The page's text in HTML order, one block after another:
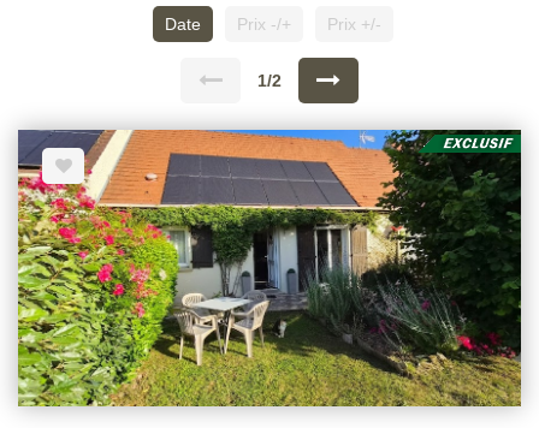
Date
Prix -/+ Prix +/-
1/2